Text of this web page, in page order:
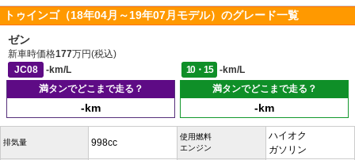
トゥインゴ（18年04月～19年07月モデル）のグレード一覧
ゼン
新車時価格177万円(税込)
JC08
-km/L 10・15
-km/L
満タンでどこまで走る？
-km
満タンでどこまで走る？
-km
排気量 998cc
使用燃料
エンジン
ハイオク
ガソリン